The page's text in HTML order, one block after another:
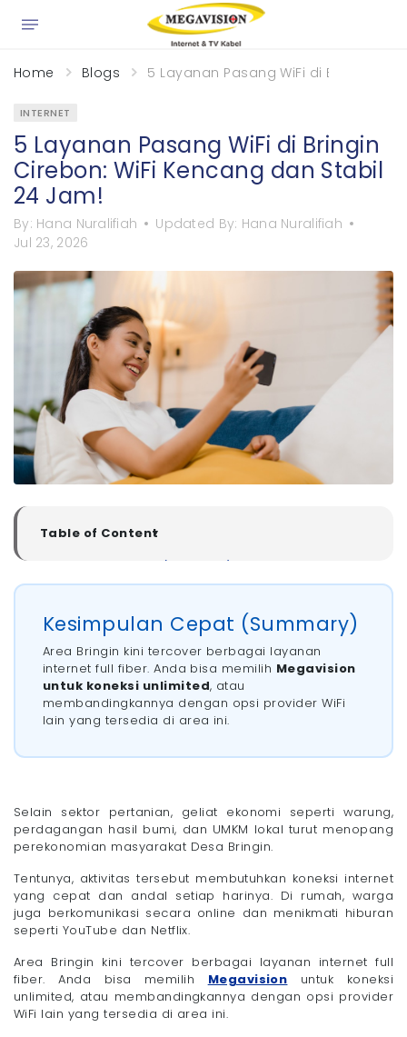
Home Blogs 5 Layanan Pasang WiFi di Bringin
INTERNET
5 Layanan Pasang WiFi di Bringin
Cirebon: WiFi Kencang dan Stabil
24 Jam!
By: Hana Nuralifiah Updated By: Hana Nuralifiah
Jul 23, 2026
Table of Content
▼
Rekomendasi Pasang WiFi di Kelurahan Bringin,
- 1. Megavision: WiFi Terbaik untuk Keluarga
- 2. MyRepublic dan Biznet: WiFi untuk Gamers
- 3. IndiHome dan ICONNET: WiFi Jangkauan
Terluas di Indonesia
Tips Memilih WiFi yang Bagus di Kelurahan Bringin,
Kabupaten Cirebon
Kesimpulan Cepat (Summary)
Area Bringin kini tercover berbagai layanan
internet full fiber. Anda bisa memilih Megavision
untuk koneksi unlimited, atau
membandingkannya dengan opsi provider WiFi
lain yang tersedia di area ini.
Selain sektor pertanian, geliat ekonomi seperti warung,
perdagangan hasil bumi, dan UMKM lokal turut menopang
perekonomian masyarakat Desa Bringin.
Tentunya, aktivitas tersebut membutuhkan koneksi internet
yang cepat dan andal setiap harinya. Di rumah, warga
juga berkomunikasi secara online dan menikmati hiburan
seperti YouTube dan Netflix.
Area Bringin kini tercover berbagai layanan internet full
fiber. Anda bisa memilih Megavision untuk koneksi
unlimited, atau membandingkannya dengan opsi provider
WiFi lain yang tersedia di area ini.